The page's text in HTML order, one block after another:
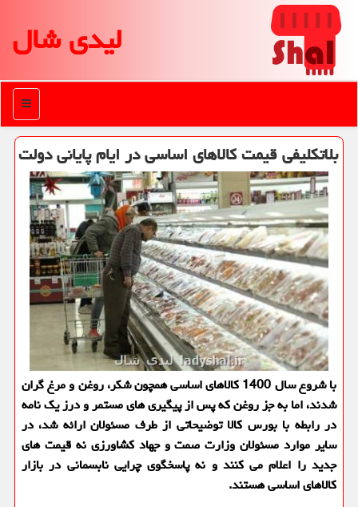
لیدی شال
منو
بلاتكلیفی قیمت كالاهای اساسی در ایام پایانی دولت
با شروع سال 1400 کالاهای اساسی همچون شکر، روغن و مرغ گران
شدند، اما به جز روغن که پس از پیگیری های مستمر و درز یک نامه
در رابطه با بورس کالا توضیحاتی از طرف مسئولان ارائه شد، در
سایر موارد مسئولان وزارت صمت و جهاد کشاورزی نه قیمت های
جدید را اعلام می کنند و نه پاسخگوی چرایی نابسمانی در بازار
کالاهای اساسی هستند.